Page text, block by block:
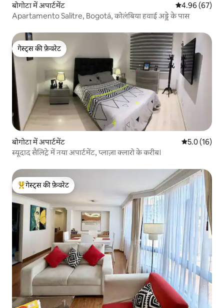
बोगोटा में अपार्टमेंट औसत रेटिंग 5 में
4.96 (67)
Apartamento Salitre, Bogotá, कोलंबिया हवाई अड्डे के पास
गेस्ट्स की फ़ेवरेट
गेस्ट्स की फ़ेवरेट
बोगोटा में अपार्टमेंट औसत रेटिंग 5
5.0 (16)
स्यूदाद सैलिट्रे में नया अपार्टमेंट, प्लाज़ा क्लारो के करीब।
गेस्ट्स का टॉप फ़ेवरेट
गेस्ट्स की फ़ेवरेट